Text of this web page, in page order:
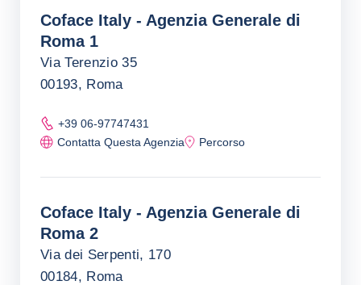
Coface Italy - Agenzia Generale di
Roma 1
Via Terenzio 35
00193, Roma
+39 06-97747431
Contatta Questa Agenzia
Percorso
Coface Italy - Agenzia Generale di
Roma 2
Via dei Serpenti, 170
00184, Roma